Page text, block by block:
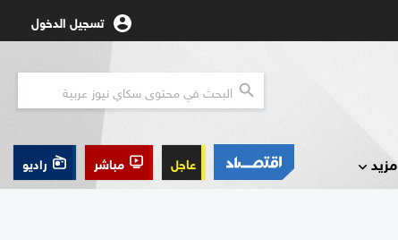
تسجيل الدخول
مزيد عاجل مباشر راديو